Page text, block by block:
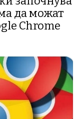
да можат
Chrome